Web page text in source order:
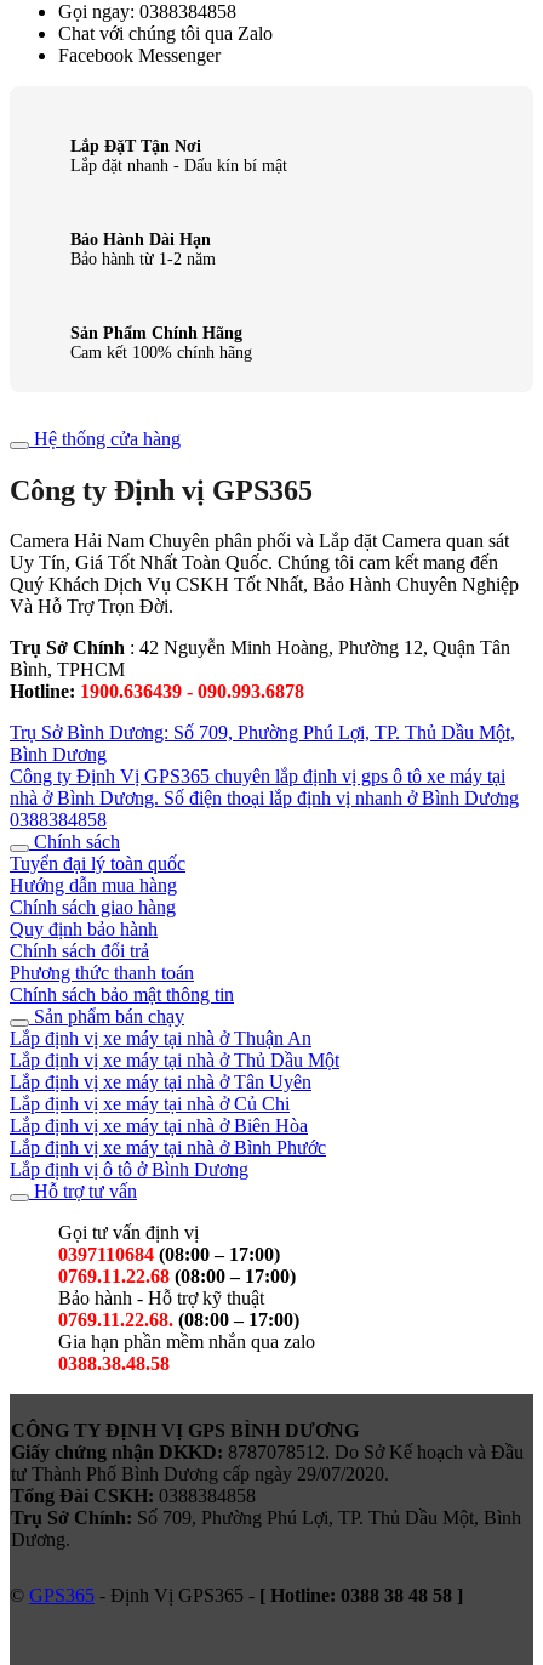
Gọi ngay: 0388384858
Chat với chúng tôi qua Zalo
Facebook Messenger
Lắp ĐặT Tận Nơi
Lắp đặt nhanh - Dấu kín bí mật
Bảo Hành Dài Hạn
Bảo hành từ 1-2 năm
Sản Phẩm Chính Hãng
Cam kết 100% chính hãng
Hệ thống cửa hàng
Công ty Định vị GPS365
Camera Hải Nam Chuyên phân phối và Lắp đặt Camera quan sát
Uy Tín, Giá Tốt Nhất Toàn Quốc. Chúng tôi cam kết mang đến
Quý Khách Dịch Vụ CSKH Tốt Nhất, Bảo Hành Chuyên Nghiệp
Và Hỗ Trợ Trọn Đời.
Trụ Sở Chính : 42 Nguyễn Minh Hoàng, Phường 12, Quận Tân
Bình, TPHCM
Hotline: 1900.636439 - 090.993.6878
Trụ Sở Bình Dương: Số 709, Phường Phú Lợi, TP. Thủ Dầu Một,
Bình Dương
Công ty Định Vị GPS365 chuyên lắp định vị gps ô tô xe máy tại
nhà ở Bình Dương. Số điện thoại lắp định vị nhanh ở Bình Dương
0388384858
Chính sách
Tuyển đại lý toàn quốc
Hướng dẫn mua hàng
Chính sách giao hàng
Quy định bảo hành
Chính sách đổi trả
Phương thức thanh toán
Chính sách bảo mật thông tin
Sản phẩm bán chạy
Lắp định vị xe máy tại nhà ở Thuận An
Lắp định vị xe máy tại nhà ở Thủ Dầu Một
Lắp định vị xe máy tại nhà ở Tân Uyên
Lắp định vị xe máy tại nhà ở Củ Chi
Lắp định vị xe máy tại nhà ở Biên Hòa
Lắp định vị xe máy tại nhà ở Bình Phước
Lắp định vị ô tô ở Bình Dương
Hỗ trợ tư vấn
Gọi tư vấn định vị
0397110684 (08:00 – 17:00)
0769.11.22.68 (08:00 – 17:00)
Bảo hành - Hỗ trợ kỹ thuật
0769.11.22.68. (08:00 – 17:00)
Gia hạn phần mềm nhắn qua zalo
0388.38.48.58
CÔNG TY ĐỊNH VỊ GPS BÌNH DƯƠNG
Giấy chứng nhận DKKD: 8787078512. Do Sở Kế hoạch và Đầu
tư Thành Phố Bình Dương cấp ngày 29/07/2020.
Tổng Đài CSKH: 0388384858
Trụ Sở Chính: Số 709, Phường Phú Lợi, TP. Thủ Dầu Một, Bình
Dương.
© GPS365 - Định Vị GPS365 - [ Hotline: 0388 38 48 58 ]